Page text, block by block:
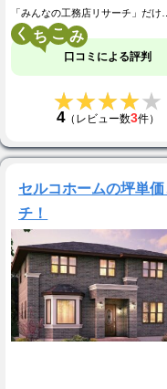
「みんなの工務店リサーチ」だけ…
く こ
口コミによる評判
★★★★★
★★★★★
4（レビュー数3件）
セルコホームの坪単
チ！